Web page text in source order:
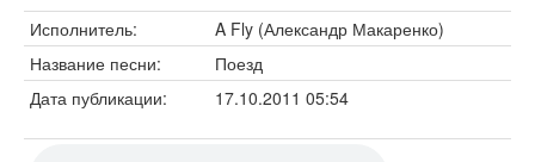
Исполнитель:
A Fly (Александр Макаренко)
Название песни:
Поезд
Дата публикации:
17.10.2011 05:54